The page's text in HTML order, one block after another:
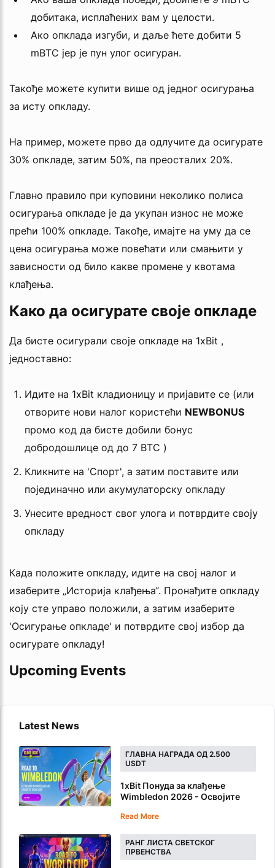
добитака, исплаћених вам у целости.
Ако опклада изгуби, и даље ћете добити 5
mBTC јер је пун улог осигуран.
Такође можете купити више од једног осигурања
за исту опкладу.
На пример, можете прво да одлучите да осигурате
30% опкладе, затим 50%, па преосталих 20%.
Главно правило при куповини неколико полиса
осигурања опкладе је да укупан износ не може
прећи 100% опкладе. Такође, имајте на уму да се
цена осигурања може повећати или смањити у
зависности од било какве промене у квотама
клађења.
Како да осигурате своје опкладе
Да бисте осигурали своје опкладе на 1xBit ,
једноставно:
Идите на 1xBit кладионицу и пријавите се (или
отворите нови налог користећи NEWBONUS
промо код да бисте добили бонус
добродошлице од до 7 BTC )
Кликните на 'Спорт', а затим поставите или
појединачно или акумулаторску опкладу
Унесите вредност свог улога и потврдите своју
опкладу
Када положите опкладу, идите на свој налог и
изаберите „Историја клађења“. Пронађите опкладу
коју сте управо положили, а затим изаберите
'Осигурање опкладе' и потврдите свој избор да
осигурате опкладу!
Upcoming Events
Latest News
ГЛАВНА НАГРАДА ОД 2.500
USDT
1xBit Понуда за клађење
Wimbledon 2026 - Освојите
Read More
РАНГ ЛИСТА СВЕТСКОГ
ПРВЕНСТВА